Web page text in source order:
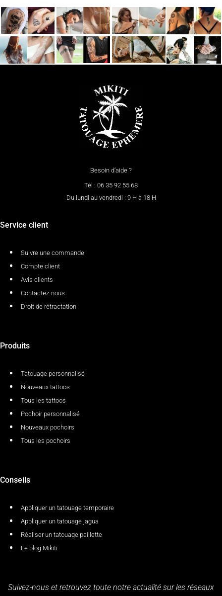
Besoin d’aide ?
Tél : 06 35 92 55 68
Du lundi au vendredi : 9 H à 18 H
Service client
Suivre une commande
Compte client
Avis clients
Contactez-nous
Droit de rétractation
Produits
Tatouage personnalisé
Nouveaux tattoos
Tous les tattoos
Pochoir personnalisé
Nouveaux pochoirs
Tous les pochoirs
Conseils
Appliquer un tatouage temporaire
Appliquer un tatouage jagua
Réaliser un tatouage paillette
Le blog Mikiti
Suivez-nous et retrouvez toute notre actualité sur les réseaux